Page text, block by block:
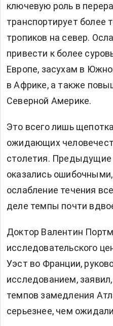
ключевую роль в
транспортирует более
тропиков на север.
привести к более
Европе, засухам в
в Африке, а также
Северной Америке.
Это всего лишь
ожидающих
столетия. Предыдущие
оказались
ослабление течения
деле темпы почти
Доктор Валентин
исследовательского
Уэст во Франции,
исследованием,
темпов замедления
серьезнее, чем